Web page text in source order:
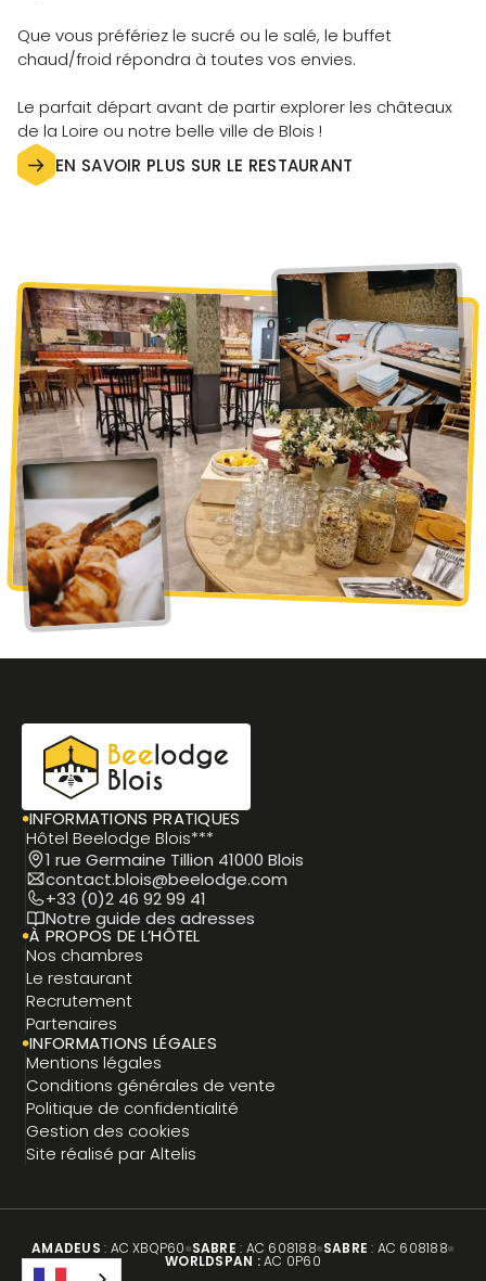
Que vous préfériez le sucré ou le salé, le buffet
chaud/froid répondra à toutes vos envies.
Le parfait départ avant de partir explorer les châteaux
de la Loire ou notre belle ville de Blois !
EN SAVOIR PLUS SUR LE RESTAURANT
INFORMATIONS PRATIQUES
Hôtel Beelodge Blois***
1 rue Germaine Tillion 41000 Blois
contact.blois@beelodge.com
+33 (0)2 46 92 99 41
Notre guide des adresses
À PROPOS DE L’HÔTEL
Nos chambres
Le restaurant
Recrutement
Partenaires
INFORMATIONS LÉGALES
Mentions légales
Conditions générales de vente
Politique de confidentialité
Gestion des cookies
Site réalisé par Altelis
AMADEUS : AC XBQP60 SABRE : AC 608188 SABRE : AC 608188
WORLDSPAN :AC 0P60